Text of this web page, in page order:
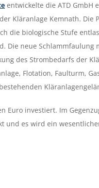
entwickelte die ATD GmbH
Kläranlage Kemnath. Die
die biologische Stufe
Die neue Schlammfaulung
des Strombedarfs der
Flotation, Faulturm,
Euro investiert. Im
und es wird ein